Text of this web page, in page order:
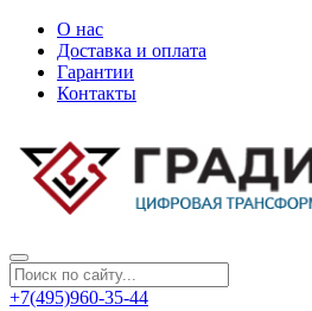
О нас
Доставка и оплата
Гарантии
Контакты
+7(495)960-35-44